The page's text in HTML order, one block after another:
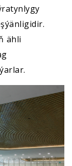
ähli